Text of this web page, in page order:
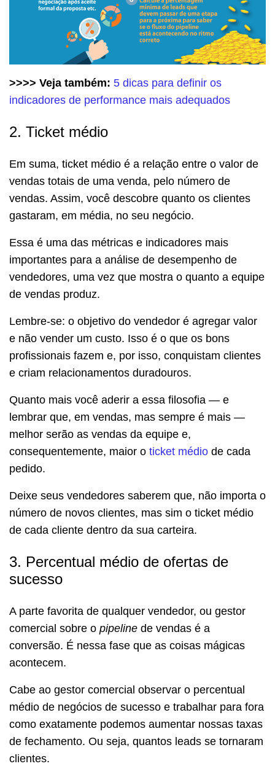
>>>> Veja também: 5 dicas para definir os
indicadores de performance mais adequados
2. Ticket médio
Em suma, ticket médio é a relação entre o valor de
vendas totais de uma venda, pelo número de
vendas. Assim, você descobre quanto os clientes
gastaram, em média, no seu negócio.
Essa é uma das métricas e indicadores mais
importantes para a análise de desempenho de
vendedores, uma vez que mostra o quanto a equipe
de vendas produz.
Lembre-se: o objetivo do vendedor é agregar valor
e não vender um custo. Isso é o que os bons
profissionais fazem e, por isso, conquistam clientes
e criam relacionamentos duradouros.
Quanto mais você aderir a essa filosofia — e
lembrar que, em vendas, mas sempre é mais —
melhor serão as vendas da equipe e,
consequentemente, maior o ticket médio de cada
pedido.
Deixe seus vendedores saberem que, não importa o
número de novos clientes, mas sim o ticket médio
de cada cliente dentro da sua carteira.
3. Percentual médio de ofertas de
sucesso
A parte favorita de qualquer vendedor, ou gestor
comercial sobre o pipeline de vendas é a
conversão. É nessa fase que as coisas mágicas
acontecem.
Cabe ao gestor comercial observar o percentual
médio de negócios de sucesso e trabalhar para fora
como exatamente podemos aumentar nossas taxas
de fechamento. Ou seja, quantos leads se tornaram
clientes.